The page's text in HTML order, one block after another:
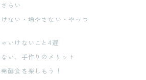
らい
ない・増やさない・やっつ
いけないこと4選
い、手作りのメリット
酵食を楽しもう！